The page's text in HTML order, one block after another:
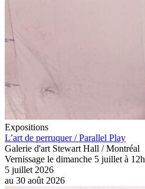
Expositions
L’art de perruquer / Parallel Play
Galerie d'art Stewart Hall / Montréal
Vernissage le dimanche 5 juillet à 12h
5 juillet 2026
au 30 août 2026